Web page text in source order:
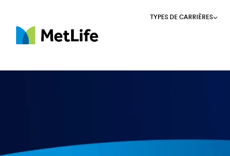
MetLife
TYPES DE CARRIÈRES